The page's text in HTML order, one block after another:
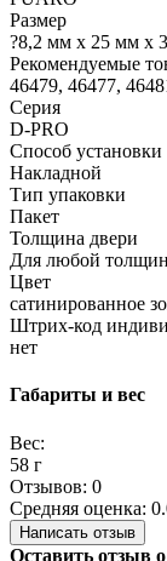
Размер
?8,2 мм х 25 мм х
Рекомендуемые
46479, 46477,
Серия
D-PRO
Способ установки
Накладной
Тип упаковки
Пакет
Толщина двери
Для любой
Цвет
сатинированное
Штрих-код
нет
Габариты и вес
Вес:
58 г
Отзывов: 0
Средняя оценка:
Написать отзыв
Оставить отзыв